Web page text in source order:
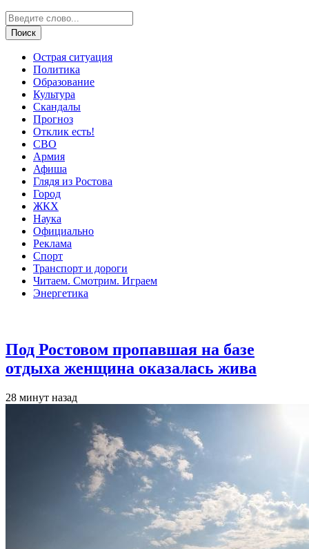
Острая ситуация
Политика
Образование
Культура
Скандалы
Прогноз
Отклик есть!
СВО
Армия
Афиша
Глядя из Ростова
Город
ЖКХ
Наука
Официально
Реклама
Спорт
Транспорт и дороги
Читаем. Смотрим. Играем
Энергетика
Под Ростовом пропавшая на базе
отдыха женщина оказалась жива
28 минут назад